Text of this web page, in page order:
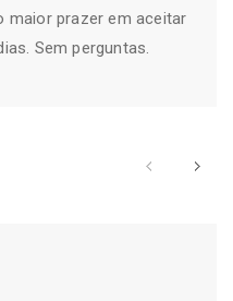
prazer em aceitar
Sem perguntas.